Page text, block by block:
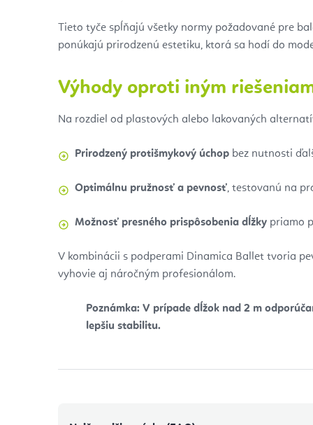
Tieto tyče spĺňajú všetky normy požadované pre
ponúkajú prirodzenú estetiku, ktorá sa hodí do
Výhody oproti iným
Na rozdiel od plastových alebo lakovaných
Prirodzený protišmykový úchop bez nutnosti
Optimálnu pružnosť a pevnosť, testovanú na
Možnosť presného prispôsobenia dĺžky priamo
V kombinácii s podperami Dinamica Ballet tvoria
vyhovie aj náročným profesionálom.
Poznámka: V prípade dĺžok nad 2 m
lepšiu stabilitu.